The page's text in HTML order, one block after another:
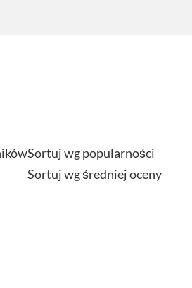
Sortuj wg popularności
Sortuj wg średniej oceny